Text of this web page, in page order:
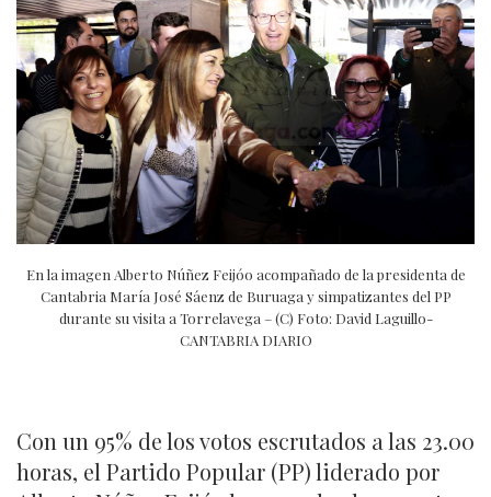
En la imagen Alberto Núñez Feijóo acompañado de la presidenta de
Cantabria María José Sáenz de Buruaga y simpatizantes del PP
durante su visita a Torrelavega – (C) Foto: David Laguillo-
CANTABRIA DIARIO
Con un 95% de los votos escrutados a las 23.00
horas, el Partido Popular (PP) liderado por